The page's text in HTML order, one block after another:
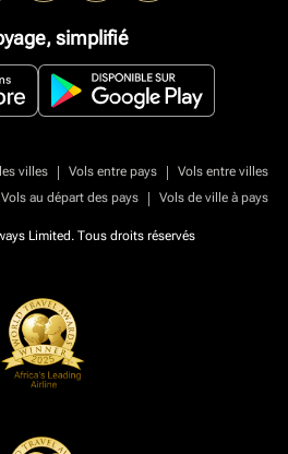
simplifié
villes | Vols entre pays |
Vols entre villes
Vols au départ des pays | Vols de ville à pays
Limited. Tous droits réservés